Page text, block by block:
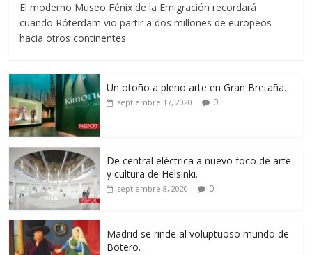
El moderno Museo Fénix de la Emigración recordará
cuando Róterdam vio partir a dos millones de europeos
hacia otros continentes
Un otoño a pleno arte en Gran Bretaña.
septiembre 17, 2020 0
De central eléctrica a nuevo foco de arte
y cultura de Helsinki.
septiembre 8, 2020 0
Madrid se rinde al voluptuoso mundo de
Botero.